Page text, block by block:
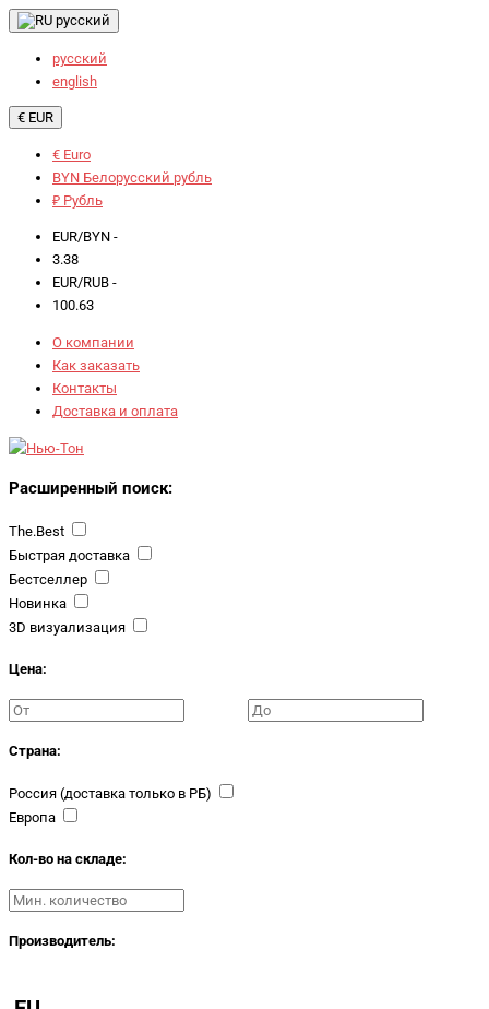
русский
русский
english
€ EUR
€ Euro
BYN Белорусский рубль
₽ Рубль
EUR/BYN -
3.38
EUR/RUB -
100.63
О компании
Как заказать
Контакты
Доставка и оплата
Расширенный поиск:
The.Best
Быстрая доставка
Бестселлер
Новинка
3D визуализация
Цена:
Страна:
Россия (доставка только в РБ)
Европа
Кол-во на складе:
Производитель: